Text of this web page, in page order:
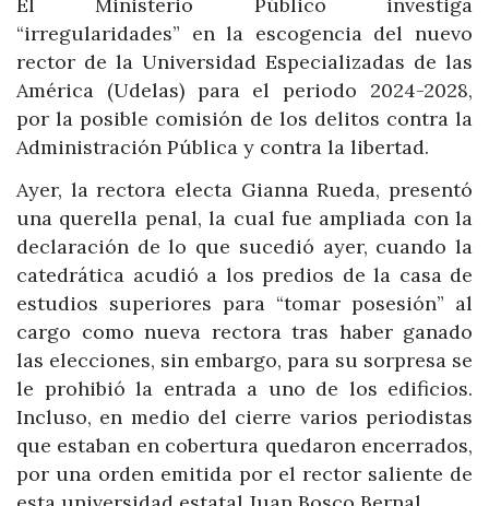
“irregularidades” en la escogencia del nuevo
rector de la Universidad Especializadas de las
América (Udelas) para el periodo 2024-2028,
por la posible comisión de los delitos contra la
Administración Pública y contra la libertad.
Ayer, la rectora electa Gianna Rueda, presentó
una querella penal, la cual fue ampliada con la
declaración de lo que sucedió ayer, cuando la
catedrática acudió a los predios de la casa de
estudios superiores para “tomar posesión” al
cargo como nueva rectora tras haber ganado
las elecciones, sin embargo, para su sorpresa se
le prohibió la entrada a uno de los edificios.
Incluso, en medio del cierre varios periodistas
que estaban en cobertura quedaron encerrados,
por una orden emitida por el rector saliente de